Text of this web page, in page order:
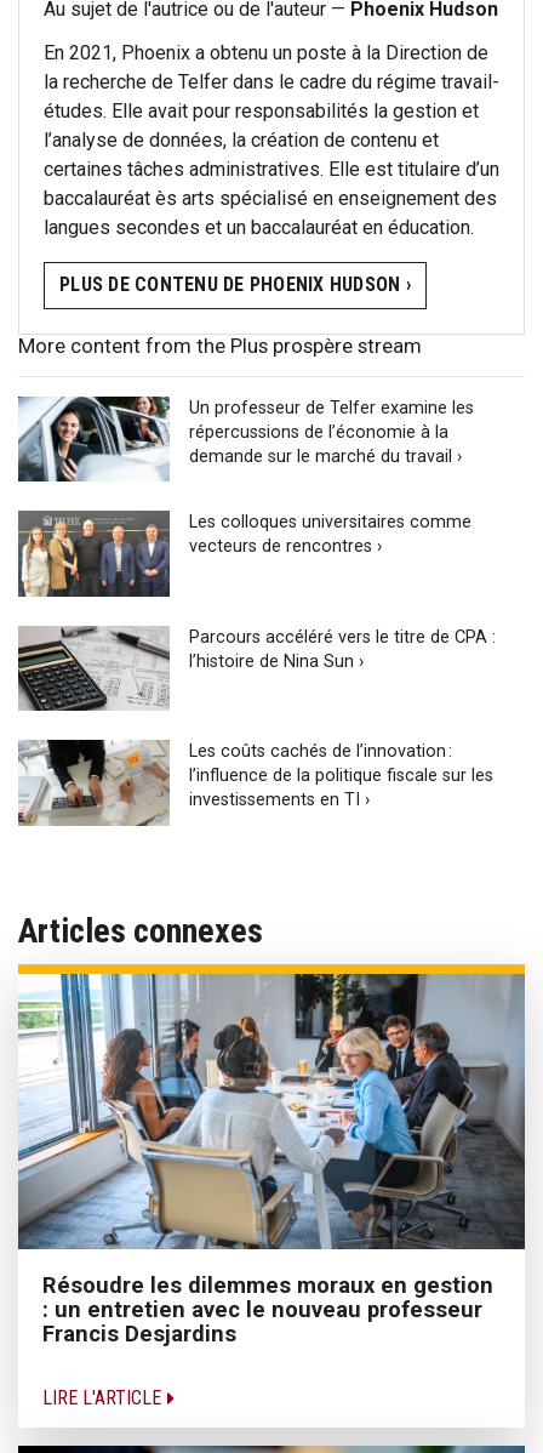
Au sujet de l'autrice ou de l'auteur — Phoenix Hudson
En 2021, Phoenix a obtenu un poste à la Direction de
la recherche de Telfer dans le cadre du régime travail-
études. Elle avait pour responsabilités la gestion et
l’analyse de données, la création de contenu et
certaines tâches administratives. Elle est titulaire d’un
baccalauréat ès arts spécialisé en enseignement des
langues secondes et un baccalauréat en éducation.
PLUS DE CONTENU DE PHOENIX HUDSON ›
More content from the Plus prospère stream
Un professeur de Telfer examine les
répercussions de l’économie à la
demande sur le marché du travail ›
Les colloques universitaires comme
vecteurs de rencontres ›
Parcours accéléré vers le titre de CPA :
l’histoire de Nina Sun ›
Les coûts cachés de l’innovation :
l’influence de la politique fiscale sur les
investissements en TI ›
Articles connexes
Résoudre les dilemmes moraux en gestion
: un entretien avec le nouveau professeur
Francis Desjardins
LIRE L'ARTICLE